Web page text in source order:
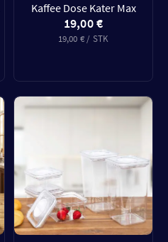
Kaffee Dose Kater Max
19,00 €
19,00 € / STK